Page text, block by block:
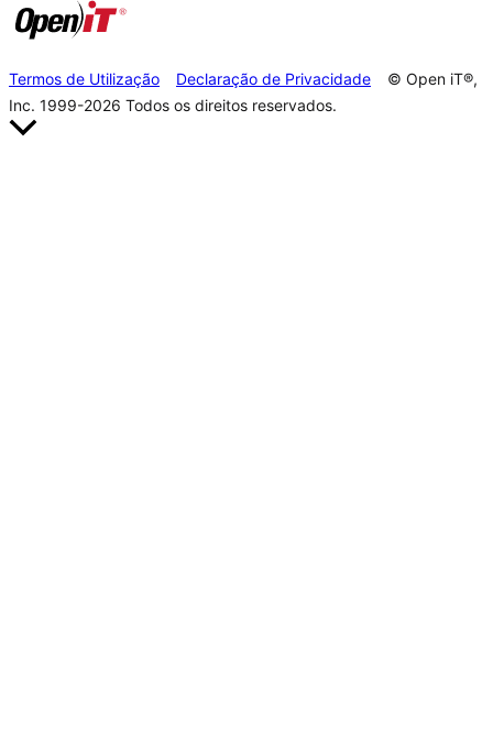
Termos de Utilização Declaração de Privacidade
© Open iT®,
Inc. 1999-2026 Todos os direitos reservados.